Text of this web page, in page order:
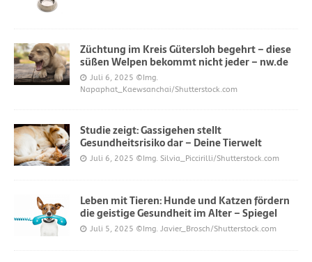
Züchtung im Kreis Gütersloh begehrt – diese
süßen Welpen bekommt nicht jeder – nw.de
Juli 6, 2025 ©Img.
Napaphat_Kaewsanchai/Shutterstock.com
Studie zeigt: Gassigehen stellt
Gesundheitsrisiko dar – Deine Tierwelt
Juli 6, 2025 ©Img. Silvia_Piccirilli/Shutterstock.com
Leben mit Tieren: Hunde und Katzen fördern
die geistige Gesundheit im Alter – Spiegel
Juli 5, 2025 ©Img. Javier_Brosch/Shutterstock.com